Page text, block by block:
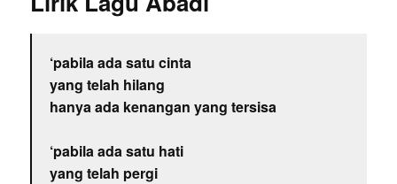
‘pabila ada satu cinta
yang telah hilang
hanya ada kenangan yang tersisa
‘pabila ada satu hati
yang telah pergi